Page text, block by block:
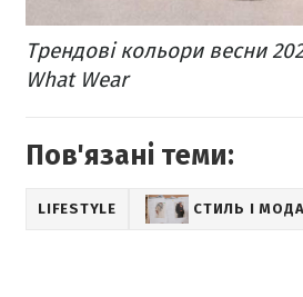
Трендові кольори весни
What Wear
Пов'язані теми:
LIFESTYLE СТИЛЬ І МОДА